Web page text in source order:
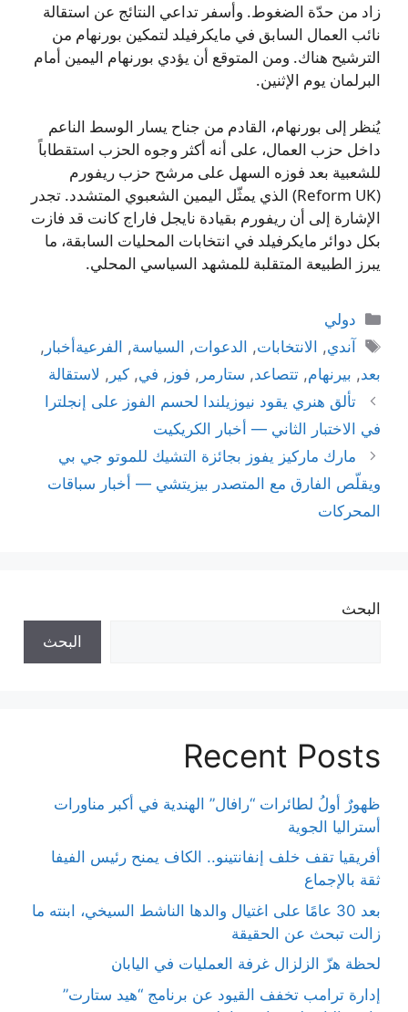
زاد من حدّة الضغوط. وأسفر تداعي النتائج عن استقالة
نائب العمال السابق في مايكرفيلد لتمكين بورنهام من
الترشيح هناك. ومن المتوقع أن يؤدي بورنهام اليمين أمام
البرلمان يوم الإثنين.
يُنظر إلى بورنهام، القادم من جناح يسار الوسط الناعم
داخل حزب العمال، على أنه أكثر وجوه الحزب استقطاباً
للشعبية بعد فوزه السهل على مرشح حزب ريفورم
(Reform UK) الذي يمثّل اليمين الشعبوي المتشدد. تجدر
الإشارة إلى أن ريفورم بقيادة نايجل فاراج كانت قد فازت
بكل دوائر مايكرفيلد في انتخابات المحليات السابقة، ما
يبرز الطبيعة المتقلبة للمشهد السياسي المحلي.
التصنيفات
دولي
الوسوم
آندي, الانتخابات, الدعوات, السياسة, الفرعيةأخبار ,
بعد, بيرنهام, تتصاعد, ستارمر , فوز , في, كير , لاستقالة
تألق هنري يقود نيوزيلندا لحسم الفوز على إنجلترا
في الاختبار الثاني — أخبار الكريكيت
مارك ماركيز يفوز بجائزة التشيك للموتو جي بي
ويقلّص الفارق مع المتصدر بيزيتشي — أخبار سباقات
المحركات
البحث
البحث
Recent Posts
ظهورٌ أولُ لطائرات “رافال” الهندية في أكبر مناورات
أستراليا الجوية
أفريقيا تقف خلف إنفانتينو.. الكاف يمنح رئيس الفيفا
ثقة بالإجماع
بعد 30 عامًا على اغتيال والدها الناشط السيخي، ابنته ما
زالت تبحث عن الحقيقة
لحظة هزّ الزلزال غرفة العمليات في اليابان
إدارة ترامب تخفف القيود عن برنامج “هيد ستارت”